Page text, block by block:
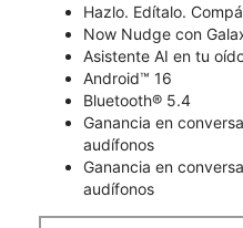
Hazlo. Edítalo.
Now Nudge con
Asistente AI en tu
Android™ 16
Bluetooth® 5.4
Ganancia en
audífonos
Ganancia en
audífonos